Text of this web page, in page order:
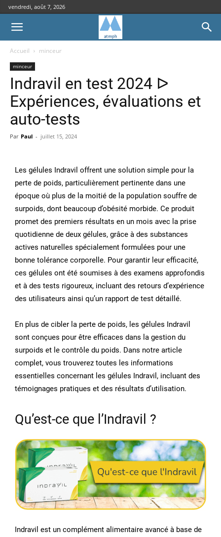
vendredi, août 7, 2026
Accueil minceur
minceur
Indravil en test 2024 ᐅ
Expériences, évaluations et
auto-tests
Par Paul - juillet 15, 2024
Les gélules Indravil offrent une solution simple pour la
perte de poids, particulièrement pertinente dans une
époque où plus de la moitié de la population souffre de
surpoids, dont beaucoup d’obésité morbide. Ce produit
promet des premiers résultats en un mois avec la prise
quotidienne de deux gélules, grâce à des substances
actives naturelles spécialement formulées pour une
bonne tolérance corporelle. Pour garantir leur efficacité,
ces gélules ont été soumises à des examens approfondis
et à des tests rigoureux, incluant des retours d’expérience
des utilisateurs ainsi qu’un rapport de test détaillé.
En plus de cibler la perte de poids, les gélules Indravil
sont conçues pour être efficaces dans la gestion du
surpoids et le contrôle du poids. Dans notre article
complet, vous trouverez toutes les informations
essentielles concernant les gélules Indravil, incluant des
témoignages pratiques et des résultats d’utilisation.
Qu’est-ce que l’Indravil ?
Indravil est un complément alimentaire avancé à base de